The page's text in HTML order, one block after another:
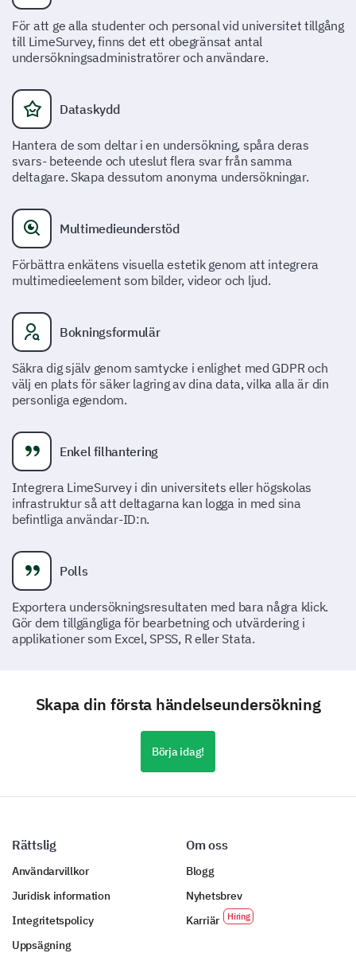
Vad kan vi förbättra för framtida evenemang?
Session och Talare Insikter
individuella sessionerna och talarna. Din detaljerade
feedback kommer att hjälpa oss att kuratera bättre
innehåll.
Vilka sessioner deltog du i? (Kryssa för alla som
Huvudpresentation
Workshop 1: [Ämne]
Workshop 2: [Ämne]
Annat:
Betygsätt kvaliteten på sessionerna du deltog
i.
Huvudpresentation:
Workshop 1:
Bra
Mycket Dålig
Hur engagerande var talarna?
Ja Vet ej
Huvudtalare:
För att ge alla studenter och personal vid universitet tillgång
till LimeSurvey, finns det ett obegränsat antal
undersökningsadministratörer och användare.
Dataskydd
Hantera de som deltar i en undersökning, spåra deras
svars- beteende och uteslut flera svar från samma
deltagare. Skapa dessutom anonyma undersökningar.
Multimedieunderstöd
Förbättra enkätens visuella estetik genom att integrera
multimedieelement som bilder, videor och ljud.
Bokningsformulär
Säkra dig själv genom samtycke i enlighet med GDPR och
välj en plats för säker lagring av dina data, vilka alla är din
personliga egendom.
Enkel filhantering
Integrera LimeSurvey i din universitets eller högskolas
infrastruktur så att deltagarna kan logga in med sina
befintliga användar-ID:n.
Polls
Exportera undersökningsresultaten med bara några klick.
Gör dem tillgängliga för bearbetning och utvärdering i
applikationer som Excel, SPSS, R eller Stata.
Skapa din första händelseundersökning
Börja idag!
Rättslig
Användarvillkor
Juridisk information
Integritetspolicy
Uppsägning
Om oss
Blogg
Nyhetsbrev
Karriär